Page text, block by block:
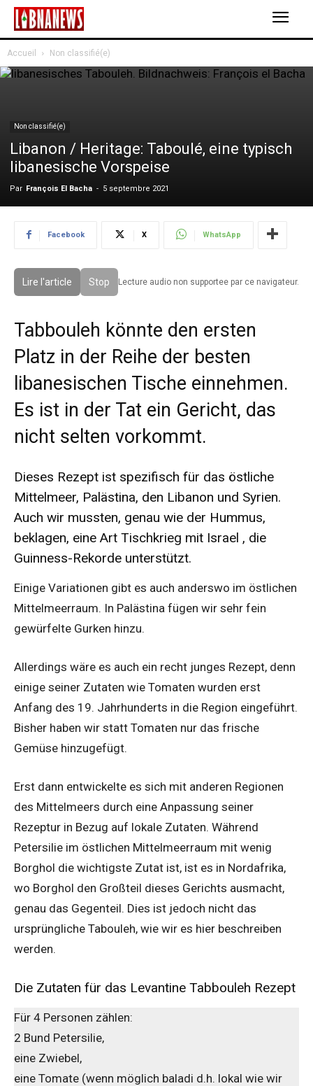
Accueil Non classifié(e)
Non classifié(e)
Libanon / Heritage: Taboulé, eine typisch
libanesische Vorspeise
Par François El Bacha - 5 septembre 2021
Facebook X WhatsApp
Lire l'article Stop Lecture audio non supportee par ce navigateur.
Tabbouleh könnte den ersten
Platz in der Reihe der besten
libanesischen Tische einnehmen.
Es ist in der Tat ein Gericht, das
nicht selten vorkommt.
Dieses Rezept ist spezifisch für das östliche
Mittelmeer, Palästina, den Libanon und Syrien.
Auch wir mussten, genau wie der Hummus,
beklagen, eine Art Tischkrieg mit Israel , die
Guinness-Rekorde unterstützt.
Einige Variationen gibt es auch anderswo im östlichen
Mittelmeerraum. In Palästina fügen wir sehr fein
gewürfelte Gurken hinzu.
Allerdings wäre es auch ein recht junges Rezept, denn
einige seiner Zutaten wie Tomaten wurden erst
Anfang des 19. Jahrhunderts in die Region eingeführt.
Bisher haben wir statt Tomaten nur das frische
Gemüse hinzugefügt.
Erst dann entwickelte es sich mit anderen Regionen
des Mittelmeers durch eine Anpassung seiner
Rezeptur in Bezug auf lokale Zutaten. Während
Petersilie im östlichen Mittelmeerraum mit wenig
Borghol die wichtigste Zutat ist, ist es in Nordafrika,
wo Borghol den Großteil dieses Gerichts ausmacht,
genau das Gegenteil. Dies ist jedoch nicht das
ursprüngliche Tabouleh, wie wir es hier beschreiben
werden.
Die Zutaten für das Levantine Tabbouleh Rezept
Für 4 Personen zählen:
2 Bund Petersilie,
eine Zwiebel,
eine Tomate (wenn möglich baladi d.h. lokal wie wir